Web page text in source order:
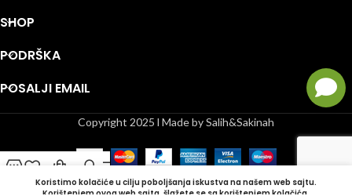
SHOP
PODRŠKA
POSALJI EMAIL
Copyright 2025 l Made by Salih&Sakinah
Lista željaKorpaMoj račun
Bočna Traka
Koristimo kolačiće u cilju poboljšanja iskustva na našem web sajtu.
Korištenjem ovog web sajta, šlažete se sa korištenjem kolačića.